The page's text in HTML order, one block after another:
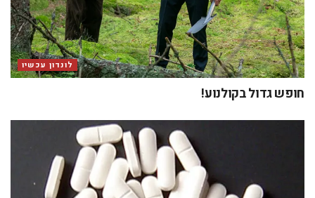
לונדון עכשיו
חופש גדול בקולנוע!